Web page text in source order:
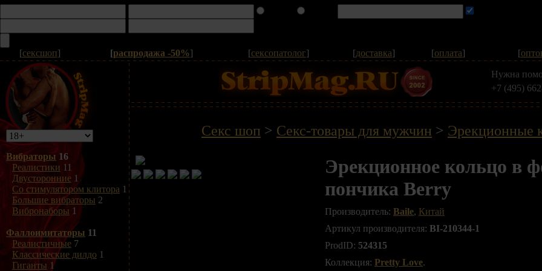
[сексшоп] [распродажа -50%] [сексопатолог] [доставка] [оплата] [
Вибраторы 16
Реалистики 11
Двусторонние 1
Со стимулятором клитора 1
Большие вибраторы 2
Вибронаборы 1
Фаллоимитаторы 11
Реалистичные 7
Классические дилдо 1
Гиганты 1
Нужна
+7 (495)
Секс шоп > Секс-товары для мужчин > Эрекционные
Эрекционное кольцо в
пончика Berry
Производитель: Baile, Китай
Артикул производителя: BI-210344-1
ProdID: 524315
Коллекция: Pretty Love.